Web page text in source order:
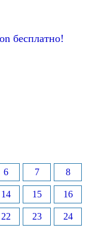
бесплатно!
6 7 8
14 15 16
22 23 24